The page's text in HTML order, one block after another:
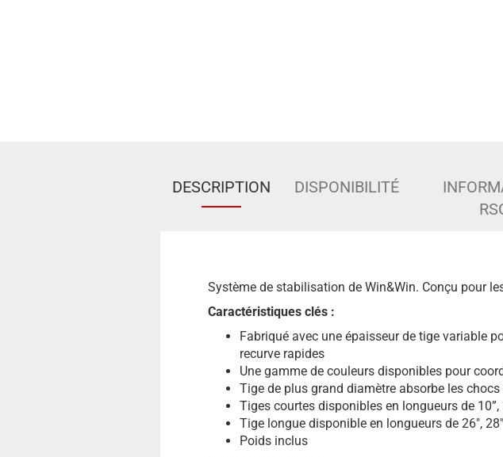
DESCRIPTION DISPONIBILITÉ
Système de stabilisation de Win&Win. Conçu pour
Caractéristiques clés :
Fabriqué avec une épaisseur de tige variable
recurve rapides
Une gamme de couleurs disponibles pour
Tige de plus grand diamètre absorbe les
Tiges courtes disponibles en longueurs de 10”,
Tige longue disponible en longueurs de 26",
Poids inclus